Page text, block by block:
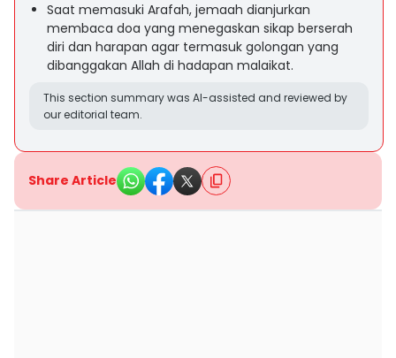
Saat memasuki Arafah, jemaah dianjurkan
membaca doa yang menegaskan sikap berserah
diri dan harapan agar termasuk golongan yang
dibanggakan Allah di hadapan malaikat.
This section summary was AI-assisted and reviewed by
our editorial team.
Share Article